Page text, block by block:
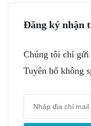
Đăng ký nhận
Chúng tôi chỉ gửi
Tuyên bố không